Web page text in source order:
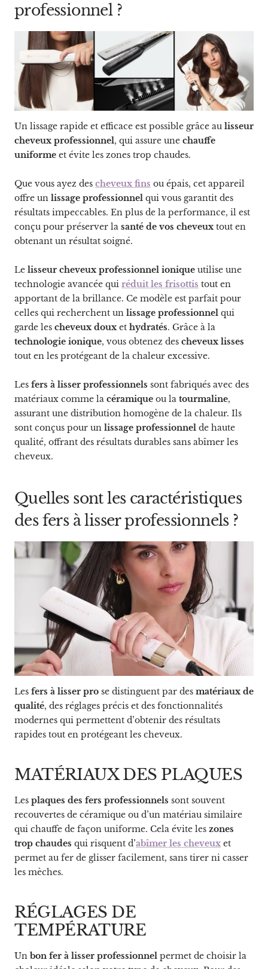
professionnel ?
Un lissage rapide et efficace est possible grâce au lisseur
cheveux professionnel, qui assure une chauffe
uniforme et évite les zones trop chaudes.
Que vous ayez des cheveux fins ou épais, cet appareil
offre un lissage professionnel qui vous garantit des
résultats impeccables. En plus de la performance, il est
conçu pour préserver la santé de vos cheveux tout en
obtenant un résultat soigné.
Le lisseur cheveux professionnel ionique utilise une
technologie avancée qui réduit les frisottis tout en
apportant de la brillance. Ce modèle est parfait pour
celles qui recherchent un lissage professionnel qui
garde les cheveux doux et hydratés. Grâce à la
technologie ionique, vous obtenez des cheveux lisses
tout en les protégeant de la chaleur excessive.
Les fers à lisser professionnels sont fabriqués avec des
matériaux comme la céramique ou la tourmaline,
assurant une distribution homogène de la chaleur. Ils
sont conçus pour un lissage professionnel de haute
qualité, offrant des résultats durables sans abîmer les
cheveux.
Quelles sont les caractéristiques
des fers à lisser professionnels ?
Les fers à lisser pro se distinguent par des matériaux de
qualité, des réglages précis et des fonctionnalités
modernes qui permettent d’obtenir des résultats
rapides tout en protégeant les cheveux.
MATÉRIAUX DES PLAQUES
Les plaques des fers professionnels sont souvent
recouvertes de céramique ou d’un matériau similaire
qui chauffe de façon uniforme. Cela évite les zones
trop chaudes qui risquent d’abîmer les cheveux et
permet au fer de glisser facilement, sans tirer ni casser
les mèches.
RÉGLAGES DE
TEMPÉRATURE
Un bon fer à lisser professionnel permet de choisir la